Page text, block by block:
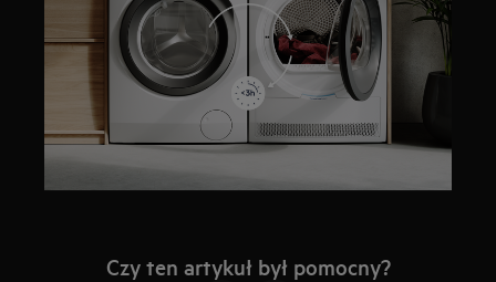
Czy ten artykuł był pomocny?